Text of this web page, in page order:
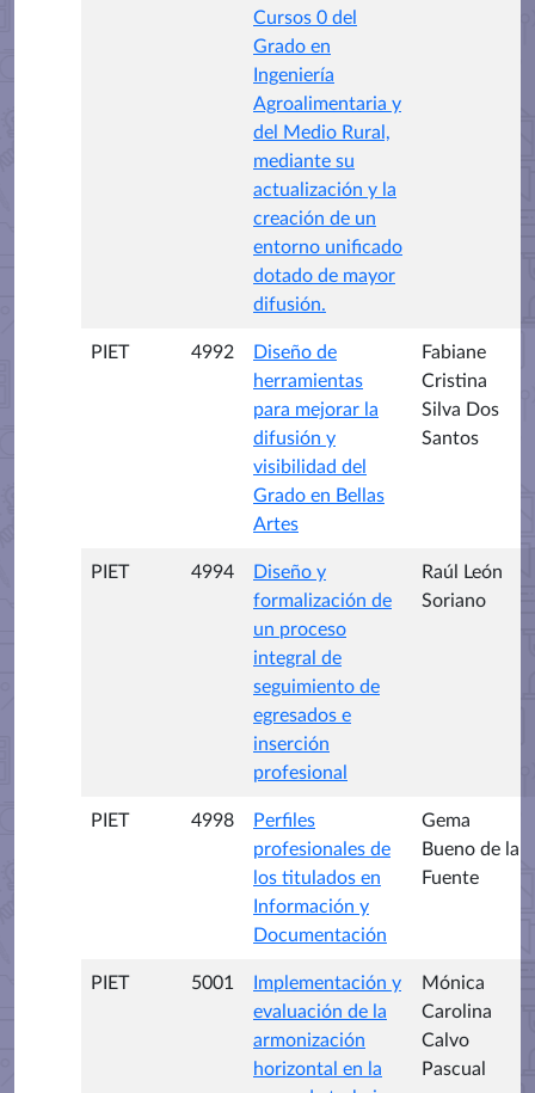
Cursos 0 del
Grado en
Ingeniería
Agroalimentaria y
del Medio Rural,
mediante su
actualización y la
creación de un
entorno unificado
dotado de mayor
difusión.
PIET 4992
Diseño de
herramientas
para mejorar la
difusión y
visibilidad del
Grado en Bellas
Artes
Fabiane
Cristina
Silva Dos
Santos
PIET 4994
Diseño y
formalización de
un proceso
integral de
seguimiento de
egresados e
inserción
profesional
Raúl León
Soriano
PIET 4998
Perfiles
profesionales de
los titulados en
Información y
Documentación
Gema
Bueno de la
Fuente
PIET 5001
Implementación y
evaluación de la
armonización
horizontal en la
Mónica
Carolina
Calvo
Pascual